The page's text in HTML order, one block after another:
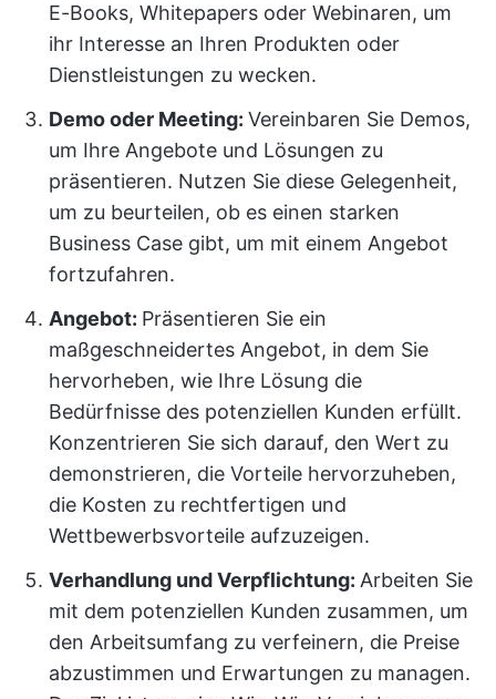
E-Books, Whitepapers oder Webinaren, um
ihr Interesse an Ihren Produkten oder
Dienstleistungen zu wecken.
Demo oder Meeting: Vereinbaren Sie Demos,
um Ihre Angebote und Lösungen zu
präsentieren. Nutzen Sie diese Gelegenheit,
um zu beurteilen, ob es einen starken
Business Case gibt, um mit einem Angebot
fortzufahren.
Angebot: Präsentieren Sie ein
maßgeschneidertes Angebot, in dem Sie
hervorheben, wie Ihre Lösung die
Bedürfnisse des potenziellen Kunden erfüllt.
Konzentrieren Sie sich darauf, den Wert zu
demonstrieren, die Vorteile hervorzuheben,
die Kosten zu rechtfertigen und
Wettbewerbsvorteile aufzuzeigen.
Verhandlung und Verpflichtung: Arbeiten Sie
mit dem potenziellen Kunden zusammen, um
den Arbeitsumfang zu verfeinern, die Preise
abzustimmen und Erwartungen zu managen.